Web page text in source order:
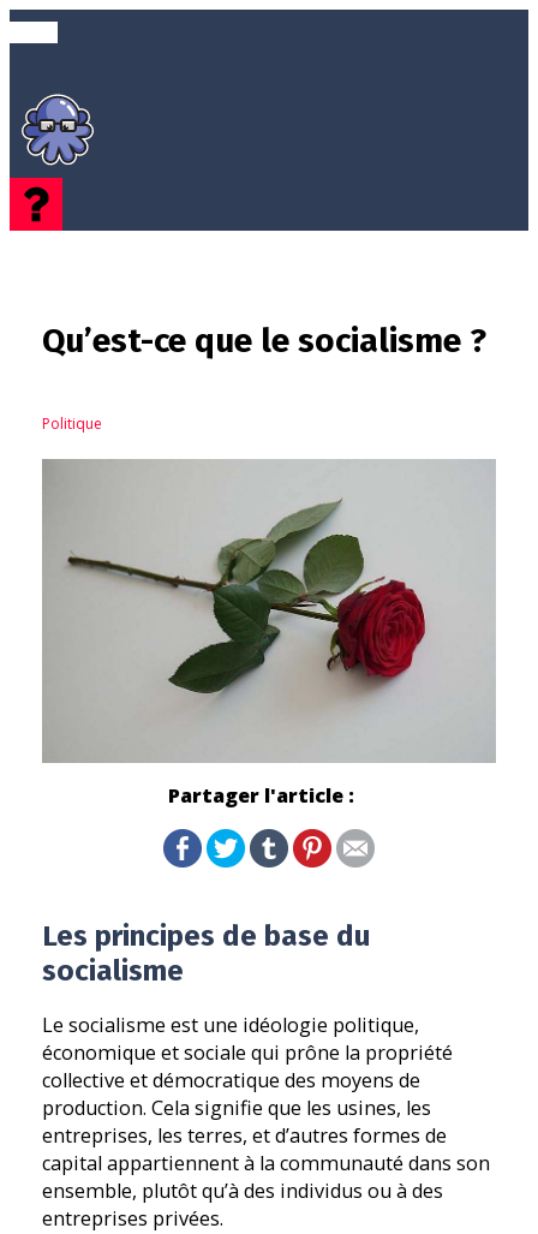
Qu’est-ce que le socialisme ?
Politique
Partager l'article :
Les principes de base du
socialisme
Le socialisme est une idéologie politique,
économique et sociale qui prône la propriété
collective et démocratique des moyens de
production. Cela signifie que les usines, les
entreprises, les terres, et d’autres formes de
capital appartiennent à la communauté dans son
ensemble, plutôt qu’à des individus ou à des
entreprises privées.